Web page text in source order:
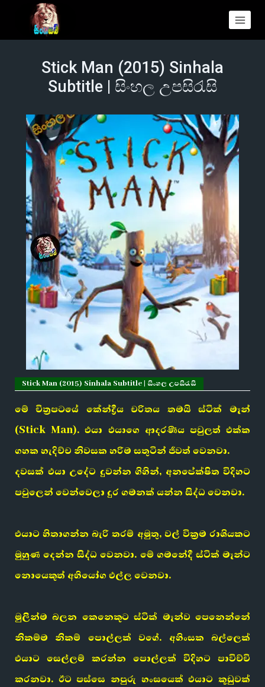
Stick Man (2015) Sinhala
Subtitle | සිංහල උපසිරැසි
Stick Man (2015) Sinhala Subtitle | සිංහල උපසිරැසි
මේ චිත්‍රපටයේ කේන්ද්‍රීය චරිතය තමයි ස්ටික් මෑන්
(Stick Man). එයා එයාගෙ ආදරණීය පවුලත් එක්ක
ගහක හැදිච්ච නිවසක හරිම සතුටින් ජීවත් වෙනවා.
දවසක් එයා උදේට දුවන්න ගිහින්, අනපේක්ෂිත විදිහට
පවුලෙන් වෙන්වෙලා දුර ගමනක් යන්න සිද්ධ වෙනවා.
එයාට හිතාගන්න බැරි තරම් අමුතු, වල් වික්‍රම රාශියකට
මුහුණ දෙන්න සිද්ධ වෙනවා. මේ ගමනේදී ස්ටික් මෑන්ට
නොයෙකුත් අභියෝග එල්ල වෙනවා.
මුලින්ම බලන කෙනෙකුට ස්ටික් මෑන්ව පෙනෙන්නේ
නිකම්ම නිකම් පොල්ලක් වගේ. අහිංසක බල්ලෙක්
එයාට සෙල්ලම් කරන්න පොල්ලක් විදිහට පාවිච්චි
කරනවා. ඊට පස්සෙ නපුරු හංසයෙක් එයාට කූඩුවක්